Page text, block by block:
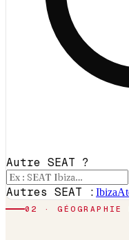
Autre SEAT ?
Autres SEAT : Ibiza
02 · GÉOGRAPHIE